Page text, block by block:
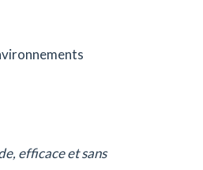
efficace et sans